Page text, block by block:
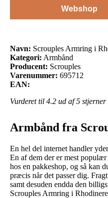
Webshop
Navn: Scrouples Armring i
Kategori: Armbånd
Producent: Scrouples
Varenummer: 695712
EAN:
Vurderet til 4.2 ud af 5 stjerner
Armbånd fra
En hel del internet handler
En af dem der er mest
hos en pakkeshop, og så kan
præcis når det passer dig.
samt desuden endda den
Scrouples Armring i